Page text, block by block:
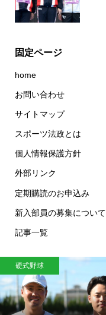
固定ページ
home
お問い合わせ
サイトマップ
スポーツ法政とは
個人情報保護方針
外部リンク
定期購読のお申込み
新入部員の募集について
記事一覧
硬式野球